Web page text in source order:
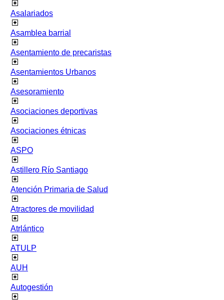
Asalariados
Asamblea barrial
Asentamiento de precaristas
Asentamientos Urbanos
Asesoramiento
Asociaciones deportivas
Asociaciones étnicas
ASPO
Astillero Río Santiago
Atención Primaria de Salud
Atractores de movilidad
Atrlántico
ATULP
AUH
Autogestión